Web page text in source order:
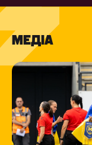
МЕДІА